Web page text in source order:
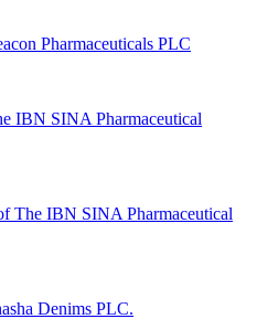
Pharmaceuticals PLC
IBN SINA Pharmaceutical
The IBN SINA Pharmaceutical
Denims PLC.